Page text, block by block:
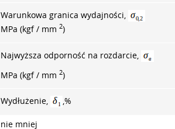
Warunkowa granica wydajności,
MPa (kgf / mm 2)
Najwyższa odporność na rozdarcie,
MPa (kgf / mm 2)
Wydłużenie, ,%
nie mniej